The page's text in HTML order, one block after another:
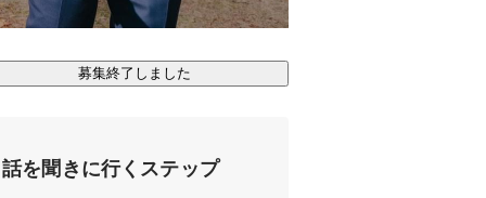
募集終了しました
話を聞きに行くステップ